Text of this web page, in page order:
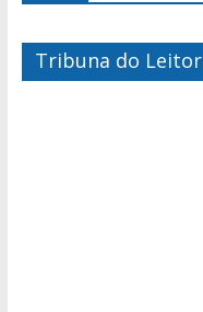
Tribuna do Leitor